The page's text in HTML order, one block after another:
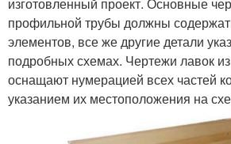
профильной трубы должны
элементов, все же другие детали
подробных схемах. Чертежи лавок
оснащают нумерацией всех частей
указанием их местоположения на